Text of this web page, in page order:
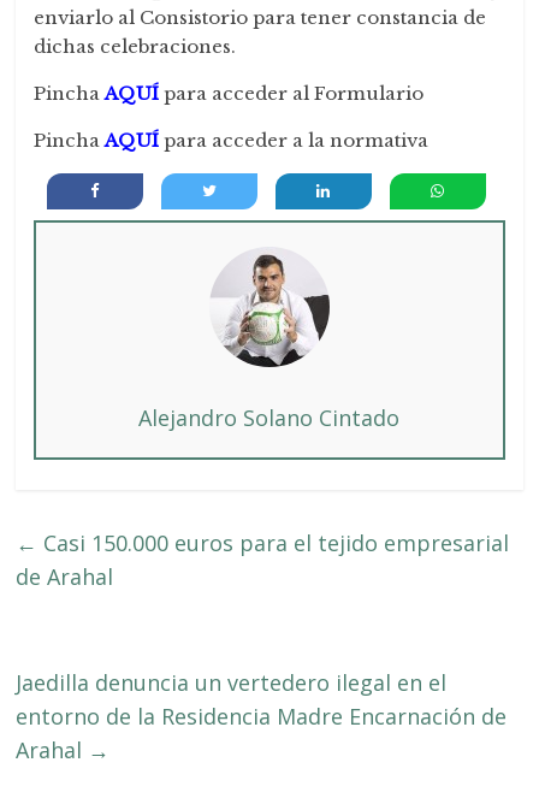
enviarlo al Consistorio para tener constancia de
dichas celebraciones.
PinchaAQUÍ para acceder al Formulario
PinchaAQUÍ para acceder a la normativa
Alejandro Solano Cintado
← Casi 150.000 euros para el tejido empresarial
de Arahal
Jaedilla denuncia un vertedero ilegal en el
entorno de la Residencia Madre Encarnación de
Arahal →